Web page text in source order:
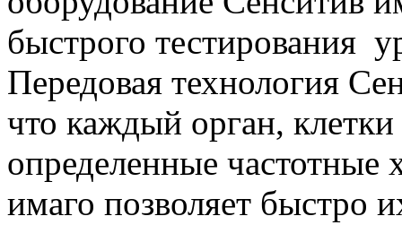
быстрого тестирования
Передовая технология
что каждый орган,
определенные частотные
имаго позволяет быстро